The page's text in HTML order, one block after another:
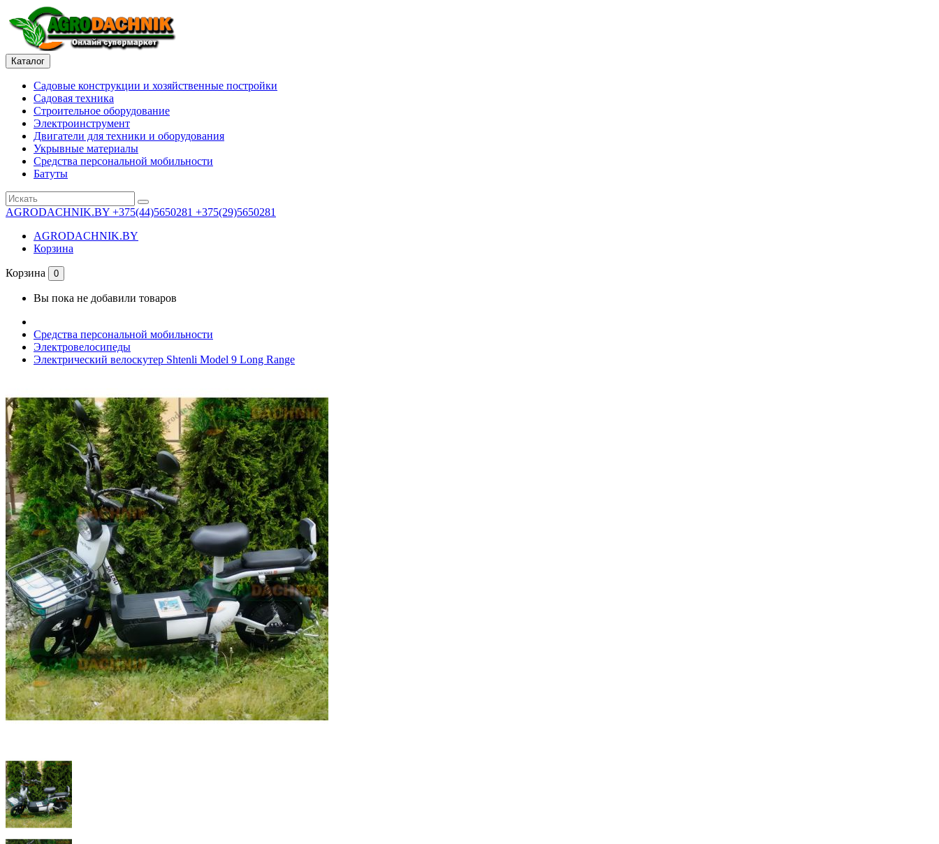
Каталог
Садовые конструкции и хозяйственные постройки
Садовая техника
Строительное оборудование
Электроинструмент
Двигатели для техники и оборудования
Укрывные материалы
Средства персональной мобильности
Батуты
AGRODACHNIK.BY +375(44)5650281 +375(29)5650281
AGRODACHNIK.BY
Корзина
Корзина 0
Вы пока не добавили товаров
Средства персональной мобильности
Электровелосипеды
Электрический велоскутер Shtenli Model 9 Long Range